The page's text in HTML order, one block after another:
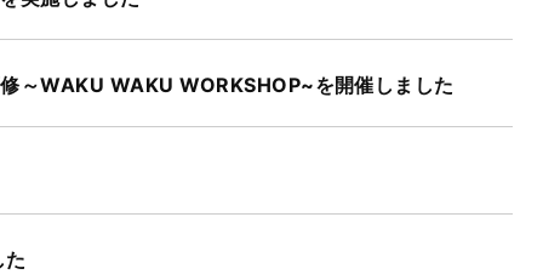
WAKU WAKU WORKSHOP~を開催しました
た